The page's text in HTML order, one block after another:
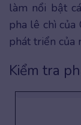
làm nổi bật
pha lê chì của
phát triển của
Kiểm tra